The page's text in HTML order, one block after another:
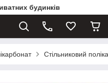
будинків
Стільниковий